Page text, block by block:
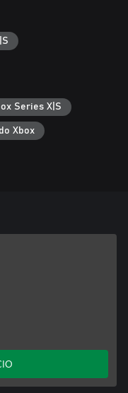
mal, podes sempre
Series X|S
Xbox